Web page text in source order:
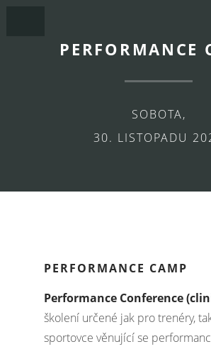
PERFORMANCE
SOBOTA,
30. LISTOPADU
PERFORMANCE CAMP
Performance Conference
školení určené jak pro trenéry,
sportovce věnující se